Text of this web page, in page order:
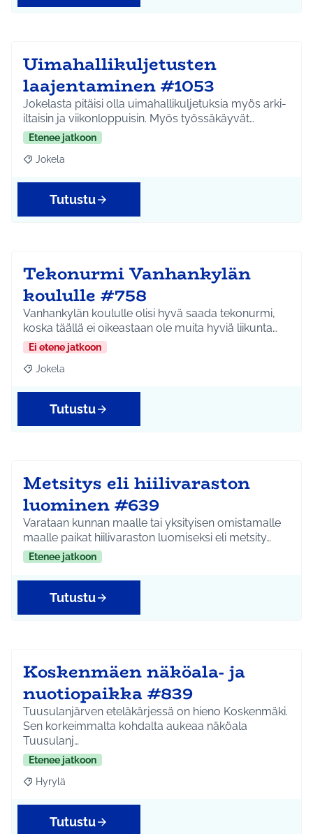
Uimahallikuljetusten
laajentaminen #1053
Jokelasta pitäisi olla uimahallikuljetuksia myös arki-
iltaisin ja viikonloppuisin. Myös työssäkäyvät…
Etenee jatkoon
Rajaa tulokset aihepiirin mukaan: Jokela
Jokela
Tutustu
Tekonurmi Vanhankylän
koululle #758
Vanhankylän koululle olisi hyvä saada tekonurmi,
koska täällä ei oikeastaan ole muita hyviä liikunta…
Ei etene jatkoon
Rajaa tulokset aihepiirin mukaan: Jokela
Jokela
Tutustu
Metsitys eli hiilivaraston
luominen #639
Varataan kunnan maalle tai yksityisen omistamalle
maalle paikat hiilivaraston luomiseksi eli metsity…
Etenee jatkoon
Tutustu
Koskenmäen näköala- ja
nuotiopaikka #839
Tuusulanjärven eteläkärjessä on hieno Koskenmäki.
Sen korkeimmalta kohdalta aukeaa näköala
Tuusulanj…
Etenee jatkoon
Rajaa tulokset aihepiirin mukaan: Hyrylä
Hyrylä
Tutustu